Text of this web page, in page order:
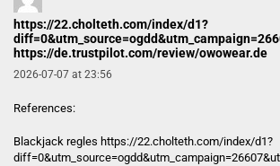
https://22.cholteth.com/index/d1?
https://de.trustpilot.com/review/owowear.de
2026-07-07 at 23:56
References:
Blackjack regles https://22.cholteth.com/index/d1?